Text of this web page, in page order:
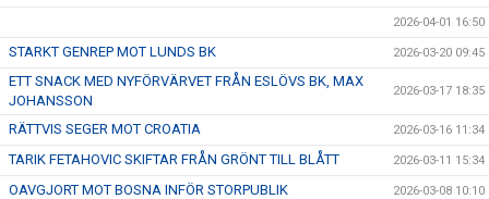
2026-04-01 16:50
STARKT GENREP MOT LUNDS BK 2026-03-20 09:45
ETT SNACK MED NYFÖRVÄRVET FRÅN ESLÖVS BK, MAX
JOHANSSON
2026-03-17 18:35
RÄTTVIS SEGER MOT CROATIA 2026-03-16 11:34
TARIK FETAHOVIC SKIFTAR FRÅN GRÖNT TILL BLÅTT 2026-03-11 15:34
OAVGJORT MOT BOSNA INFÖR STORPUBLIK 2026-03-08 10:10